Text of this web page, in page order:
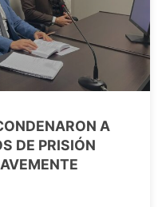
A
DE PRISIÓN